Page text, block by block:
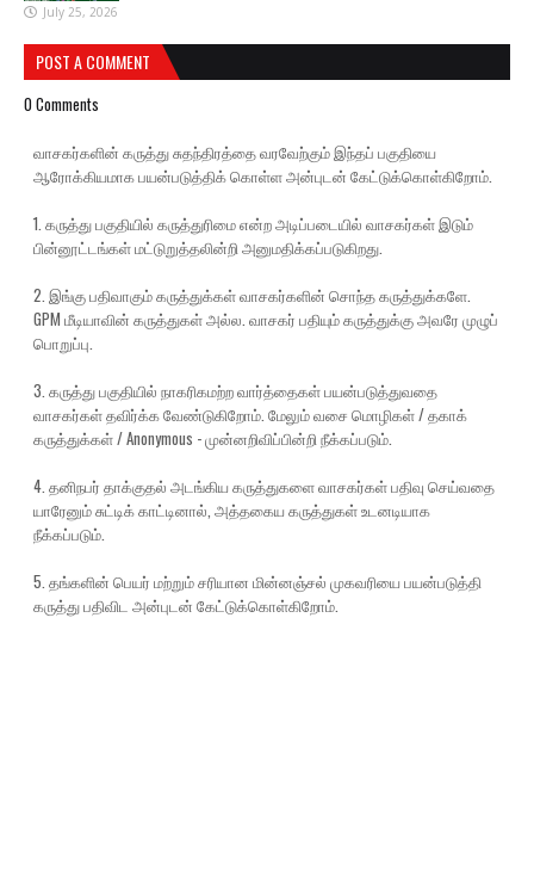
July 25, 2026
POST A COMMENT
0 Comments
வாசகர்களின் கருத்து சுதந்திரத்தை வரவேற்கும் இந்தப் பகுதியை
ஆரோக்கியமாக பயன்படுத்திக் கொள்ள அன்புடன் கேட்டுக்கொள்கிறோம்.
1. கருத்து பகுதியில் கருத்துரிமை என்ற அடிப்படையில் வாசகர்கள் இடும்
பின்னூட்டங்கள் மட்டுறுத்தலின்றி அனுமதிக்கப்படுகிறது.
2. இங்கு பதிவாகும் கருத்துக்கள் வாசகர்களின் சொந்த கருத்துக்களே.
GPM மீடியாவின் கருத்துகள் அல்ல. வாசகர் பதியும் கருத்துக்கு அவரே முழுப்
பொறுப்பு.
3. கருத்து பகுதியில் நாகரிகமற்ற வார்த்தைகள் பயன்படுத்துவதை
வாசகர்கள் தவிர்க்க வேண்டுகிறோம். மேலும் வசை மொழிகள் / தகாக்
கருத்துக்கள் / Anonymous - முன்னறிவிப்பின்றி நீக்கப்படும்.
4. தனிநபர் தாக்குதல் அடங்கிய கருத்துகளை வாசகர்கள் பதிவு செய்வதை
யாரேனும் சுட்டிக் காட்டினால், அத்தகைய கருத்துகள் உடனடியாக
நீக்கப்படும்.
5. தங்களின் பெயர் மற்றும் சரியான மின்னஞ்சல் முகவரியை பயன்படுத்தி
கருத்து பதிவிட அன்புடன் கேட்டுக்கொள்கிறோம்.